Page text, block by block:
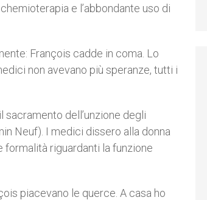
e l’abbondante uso di
François cadde in coma. Lo
non avevano più speranze, tutti i
dell’unzione degli
Neuf). I medici dissero alla donna
riguardanti la funzione
piacevano le querce. A casa ho